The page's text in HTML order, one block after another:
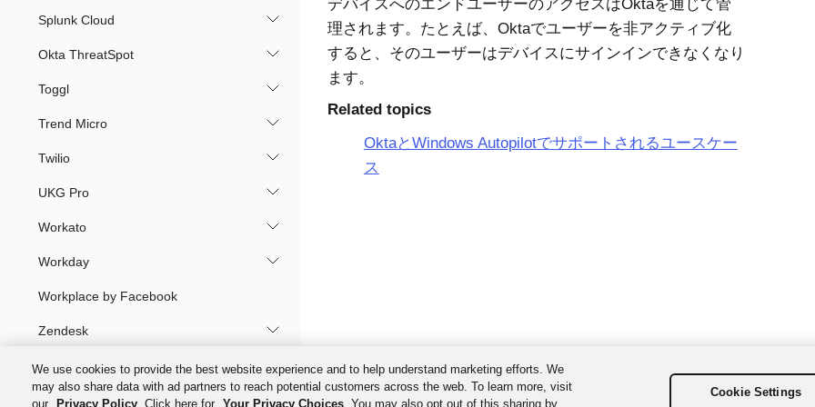
Splunk Cloud
Okta ThreatSpot
Toggl
Trend Micro
Twilio
UKG Pro
Workato
Workday
Workplace by Facebook
Zendesk
Zoho Mail
アプリ統合へのアクセスとカスタマイズ
デバイスへのエンドユーザーのアクセスはOktaを通じて管
理されます。たとえば、Oktaでユーザーを非アクティブ化
すると、そのユーザーはデバイスにサインインできなくなり
ます。
Related topics
OktaとWindows Autopilotでサポートされるユースケー
ス
We use cookies to provide the best website experience and to help understand marketing efforts. We
may also share data with ad partners to reach potential customers across the web. To learn more, visit
our
Privacy Policy . Click here for Your Privacy Choices . You may also opt out of this sharing by
Cookie Settings